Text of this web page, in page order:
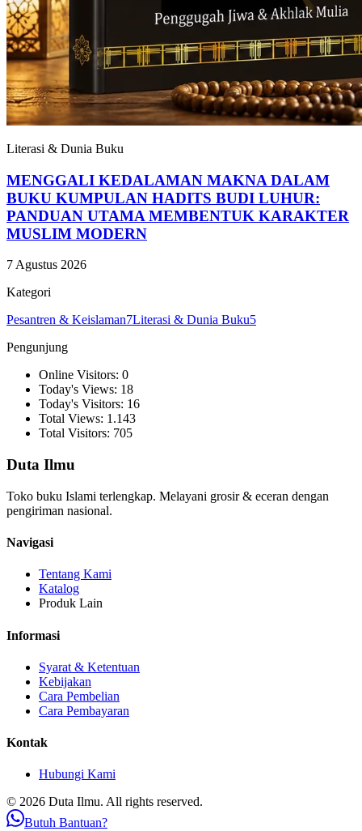
Literasi & Dunia Buku
MENGGALI KEDALAMAN MAKNA DALAM
BUKU KUMPULAN HADITS BUDI LUHUR:
PANDUAN UTAMA MEMBENTUK KARAKTER
MUSLIM MODERN
7 Agustus 2026
Kategori
Pesantren & Keislaman7Literasi & Dunia Buku5
Pengunjung
Online Visitors: 0
Today's Views: 18
Today's Visitors: 16
Total Views: 1.143
Total Visitors: 705
Duta Ilmu
Toko buku Islami terlengkap. Melayani grosir & eceran dengan
pengiriman nasional.
Navigasi
Tentang Kami
Katalog
Produk Lain
Informasi
Syarat & Ketentuan
Kebijakan
Cara Pembelian
Cara Pembayaran
Kontak
Hubungi Kami
© 2026 Duta Ilmu. All rights reserved.
Butuh Bantuan?